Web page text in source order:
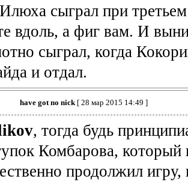
сыграл при
вдоль, а фиг вам. И
сыграл, когда
и отдал.
have got no nick[ 28 мар 2015 14:49 ]
, тогда будь
Комбарова, который
продолжил игру,